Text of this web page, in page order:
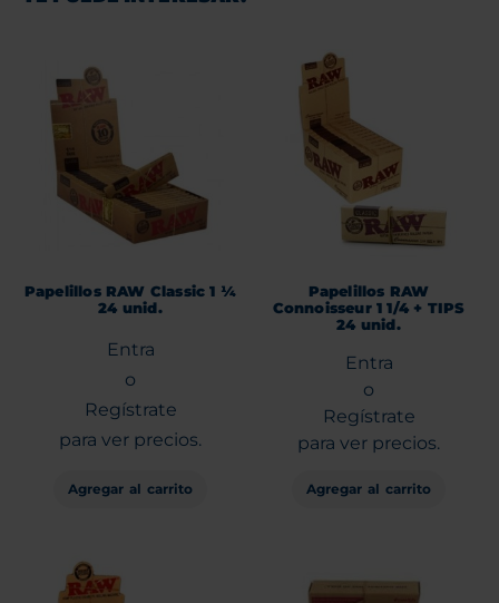
Papelillos RAW Classic 1 ¼
24 unid.
Entra
o
Regístrate
para ver precios.
Agregar al carrito
Papelillos RAW
Connoisseur 1 1/4 + TIPS
24 unid.
Entra
o
Regístrate
para ver precios.
Agregar al carrito